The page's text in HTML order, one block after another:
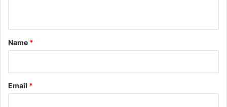
*
Name *
Email *